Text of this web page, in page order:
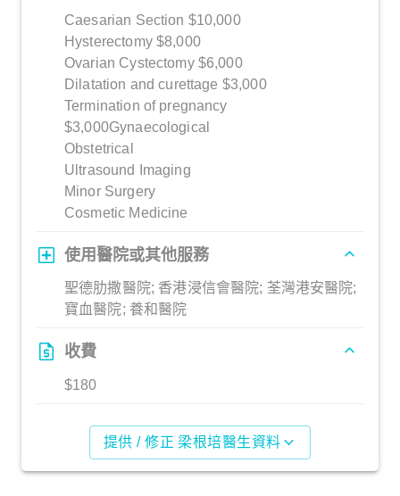
Caesarian Section $10,000
Hysterectomy $8,000
Ovarian Cystectomy $6,000
Dilatation and curettage $3,000
Termination of pregnancy
$3,000Gynaecological
Obstetrical
Ultrasound Imaging
Minor Surgery
Cosmetic Medicine
使用醫院或其他服務
聖德肋撒醫院; 香港浸信會醫院; 荃灣港安醫院;
寶血醫院; 養和醫院
收費
$180
提供 / 修正 梁根培醫生資料